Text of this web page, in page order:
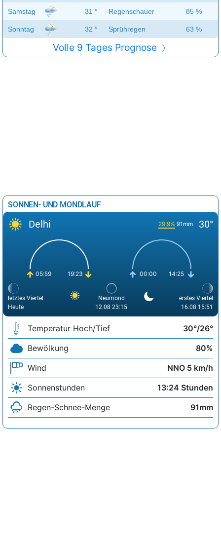
Samstag 31 ° Regenschauer 85 %
Sonntag 32 ° Sprühregen 63 %
Volle 9 Tages Prognose
SONNEN- UND MONDLAUF
Delhi 29.9% 91mm 30°
05:59 19:23 00:00 14:25
letztes Viertel
Heute
Neumond
12.08 23:15
erstes Viertel
16.08 15:51
Temperatur Hoch/Tief
30°/26°
Bewölkung
80%
Wind
NNO 5 km/h
Sonnenstunden
13:24 Stunden
Regen-Schnee-Menge
91mm